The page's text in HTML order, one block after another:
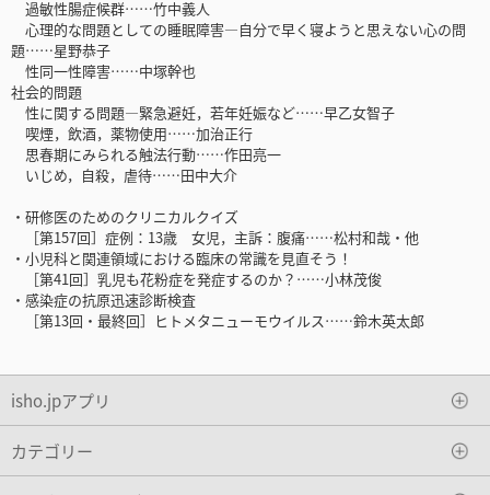
過敏性腸症候群……竹中義人
心理的な問題としての睡眠障害―自分で早く寝ようと思えない心の問
題……星野恭子
性同一性障害……中塚幹也
社会的問題
性に関する問題―緊急避妊，若年妊娠など……早乙女智子
喫煙，飲酒，薬物使用……加治正行
思春期にみられる触法行動……作田亮一
いじめ，自殺，虐待……田中大介
・研修医のためのクリニカルクイズ
［第157回］症例：13歳 女児，主訴：腹痛……松村和哉・他
・小児科と関連領域における臨床の常識を見直そう！
［第41回］乳児も花粉症を発症するのか？……小林茂俊
・感染症の抗原迅速診断検査
［第13回・最終回］ヒトメタニューモウイルス……鈴木英太郎
isho.jpアプリ
カテゴリー